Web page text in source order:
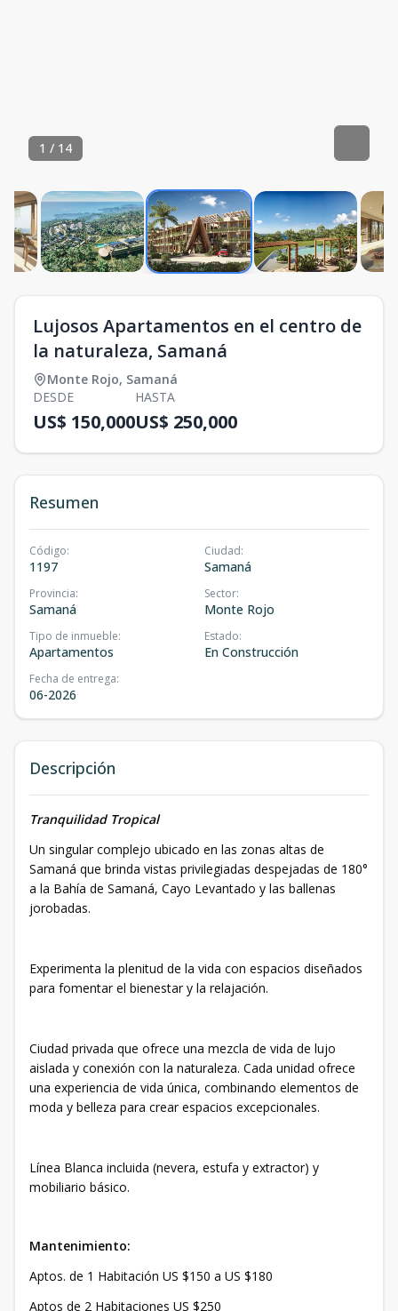
1 / 14
Lujosos Apartamentos en el centro de
la naturaleza, Samaná
Monte Rojo, Samaná
DESDE
US$ 150,000
HASTA
US$ 250,000
Resumen
Código:
1197
Ciudad:
Samaná
Provincia:
Samaná
Sector:
Monte Rojo
Tipo de inmueble:
Apartamentos
Estado:
En Construcción
Fecha de entrega:
06-2026
Descripción
Tranquilidad Tropical
Un singular complejo ubicado en las zonas altas de
Samaná que brinda vistas privilegiadas despejadas de 180°
a la Bahía de Samaná, Cayo Levantado y las ballenas
jorobadas.
Experimenta la plenitud de la vida con espacios diseñados
para fomentar el bienestar y la relajación.
Ciudad privada que ofrece una mezcla de vida de lujo
aislada y conexión con la naturaleza. Cada unidad ofrece
una experiencia de vida única, combinando elementos de
moda y belleza para crear espacios excepcionales.
Línea Blanca incluida (nevera, estufa y extractor) y
mobiliario básico.
Mantenimiento:
Aptos. de 1 Habitación US $150 a US $180
Aptos de 2 Habitaciones US $250